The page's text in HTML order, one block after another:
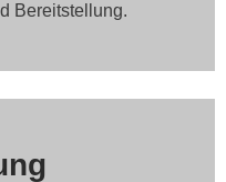
Bereitstellung.